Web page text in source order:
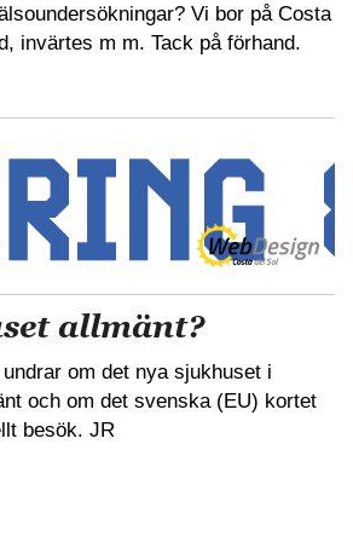
Vi bor på Costa
invärtes m m. Tack på förhand.
allmänt?
om det nya sjukhuset i
och om det svenska (EU) kortet
besök. JR